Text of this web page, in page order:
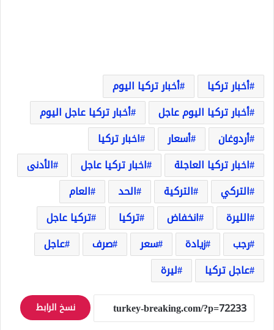
أخبار تركيا
أخبار تركيا اليوم
أخبار تركيا اليوم عاجل
أخبار تركيا عاجل اليوم
أردوغان
أسعار
اخبار تركيا
اخبار تركيا العاجلة
اخبار تركيا عاجل
الأدنى
التركي
التركية الحد
العام
الليرة
انخفاض تركيا
تركيا عاجل
رجب
زيادة سعر صرف
عاجل
عاجل تركيا
ليرة
نسخ الرابط